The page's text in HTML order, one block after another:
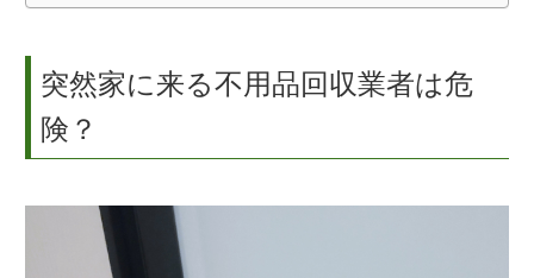
突然家に来る不用品回収業者は危
険？